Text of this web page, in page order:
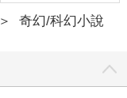
＞ 奇幻/科幻小說